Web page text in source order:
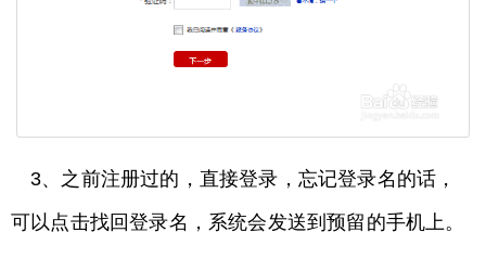
3、之前注册过的，直接登录，忘记登录名的话，
可以点击找回登录名，系统会发送到预留的手机上。